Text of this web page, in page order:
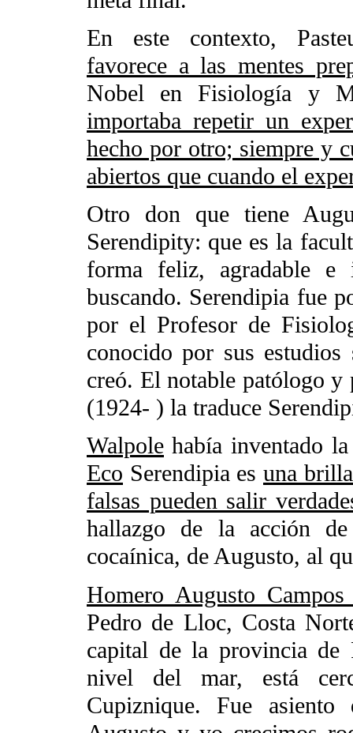
En este contexto,
favorece a las mentes
Nobel en Fisiología y
importaba repetir un
hecho por otro; siempre y
abiertos que cuando el
Otro don que tiene
Serendipity: que es la
forma feliz, agradable e
buscando. Serendipia fue
por el Profesor de
conocido por sus
creó. El notable patólogo y
(1924- ) la traduce
Walpole había inventado
Eco Serendipia es una
falsas pueden salir
hallazgo de la acción
cocaínica, de Augusto, al
Homero Augusto
Pedro de Lloc, Costa
capital de la provincia de
nivel del mar, está
Cupiznique. Fue asiento